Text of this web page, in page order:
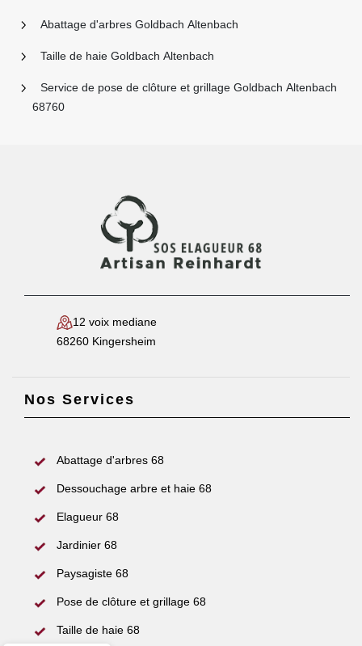
Abattage d'arbres Goldbach Altenbach
Taille de haie Goldbach Altenbach
Service de pose de clôture et grillage Goldbach Altenbach
68760
12 voix mediane
68260 Kingersheim
Nos Services
Abattage d'arbres 68
Dessouchage arbre et haie 68
Elagueur 68
Jardinier 68
Paysagiste 68
Pose de clôture et grillage 68
Taille de haie 68